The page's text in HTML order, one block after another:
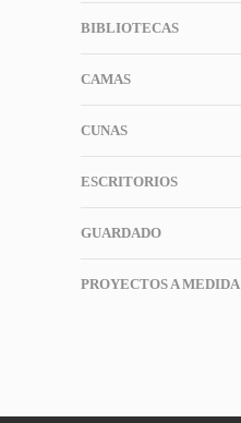
BIBLIOTECAS
CAMAS
CUNAS
ESCRITORIOS
GUARDADO
PROYECTOS A MEDIDA